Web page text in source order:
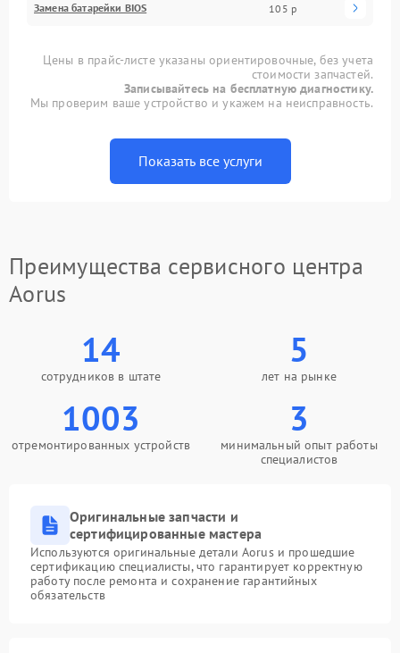
Замена батарейки BIOS 105 р
Цены в прайс-листе указаны ориентировочные, без учета
стоимости запчастей.
Записывайтесь на бесплатную диагностику.
Мы проверим ваше устройство и укажем на неисправность.
Показать все услуги
Преимущества сервисного центра
Aorus
14
сотрудников в штате
5
лет на рынке
1003
отремонтированных устройств
3
минимальный опыт работы
специалистов
Оригинальные запчасти и
сертифицированные мастера
Используются оригинальные детали Aorus и прошедшие
сертификацию специалисты, что гарантирует корректную
работу после ремонта и сохранение гарантийных
обязательств